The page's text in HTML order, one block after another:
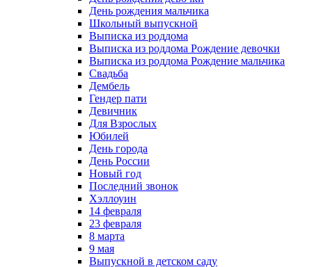
День рождения мальчика
Школьный выпускной
Выписка из роддома
Выписка из роддома Рождение девочки
Выписка из роддома Рождение мальчика
Свадьба
Дембель
Гендер пати
Девичник
Для Взрослых
Юбилей
День города
День России
Новый год
Последний звонок
Хэллоуин
14 февраля
23 февраля
8 марта
9 мая
Выпускной в детском саду